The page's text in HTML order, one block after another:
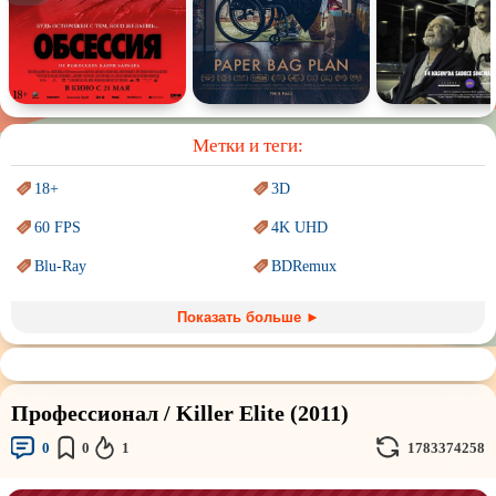
Спектакль Сказка Немое кино Для взрослых
Метки и теги:
18+ 3D
60 FPS 4K UHD
Blu-Ray BDRemux
Sci-Fi (Научнаяфантастика) Trash (трэш) movies
Авангард иСюрреализм Ангелы и Демоны
Аниме Антиутопия
Врачи
Показать больше ►
Профессионал / Killer Elite (2011)
0 0 1 1783374258